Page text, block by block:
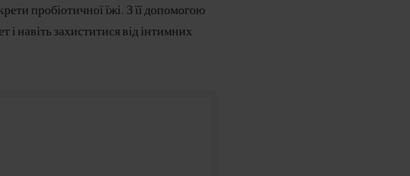
пробіотичної їжі. З її допомогою
навіть захиститися від інтимних